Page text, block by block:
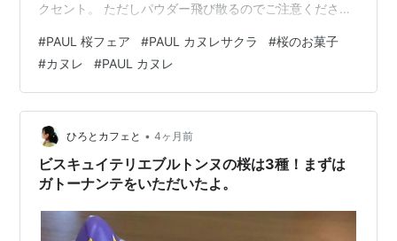
クセント。 ただしパウダー飛び散るのでご注意くださ
すいカヌレです。パン・サレ・サクラが食べたかったけ
ど桜の商品がスコーンとカヌレしかなかったのですが、
カヌレで良かったかも。カヌレはシンプルなタイプも発
売していましたので、桜苦手な方も楽しめますよ！ お供
はアメリカーノ。495円。 ブレンドはお店によっては苦
味が強すぎるものもあるので、…
#PAUL 桜フェア #PAUL カヌレサクラ #桜のお菓子
#カヌレ #PAUL カヌレ
ひろとカフェと • 4ヶ月前
ビスキュイテリエブルトンヌの桜は3種！まずは
ガトーナンテをいただいたよ。